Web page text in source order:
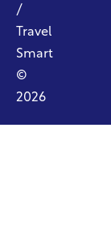
/
Travel
Smart
©
2026